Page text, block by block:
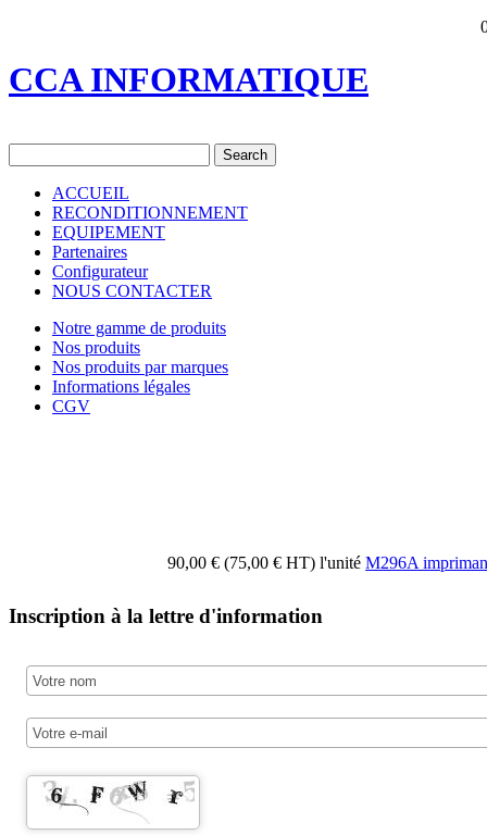
CCA INFORMATIQUE
ACCUEIL
RECONDITIONNEMENT
EQUIPEMENT
Partenaires
Configurateur
NOUS CONTACTER
Notre gamme de produits
Nos produits
Nos produits par marques
Informations légales
CGV
90,00 € (75,00 € HT)l'unité M296A
Inscription à la lettre d'information